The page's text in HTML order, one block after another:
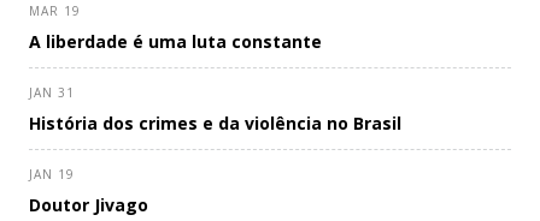
MAR 19
A liberdade é uma luta constante
JAN 31
História dos crimes e da violência no Brasil
JAN 19
Doutor Jivago